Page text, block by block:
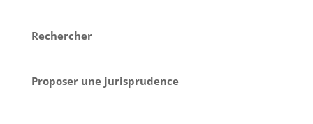
Rechercher
Proposer une jurisprudence